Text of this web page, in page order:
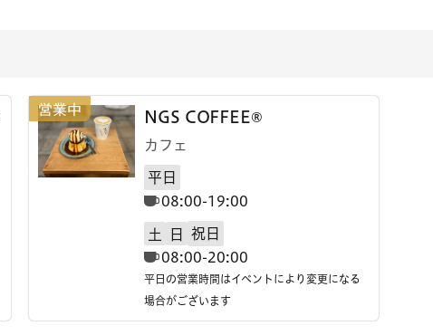
NGS COFFEE®
カフェ
平日
08:00-19:00
土 日
祝日
08:00-20:00
平日の営業時間はイベントにより変更になる
場合がございます